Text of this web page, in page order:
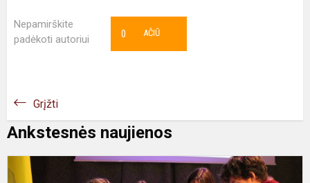
Nepamirškite
padėkoti autoriui
AČIŪ
0
Grįžti
Ankstesnės naujienos